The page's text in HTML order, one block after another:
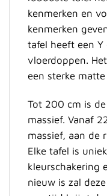
kenmerken en
kenmerken
tafel heeft een
vloerdoppen.
een sterke
Tot 200 cm is
massief. Vanaf
massief, aan de
Elke tafel is
kleurschakering
nieuw is zal